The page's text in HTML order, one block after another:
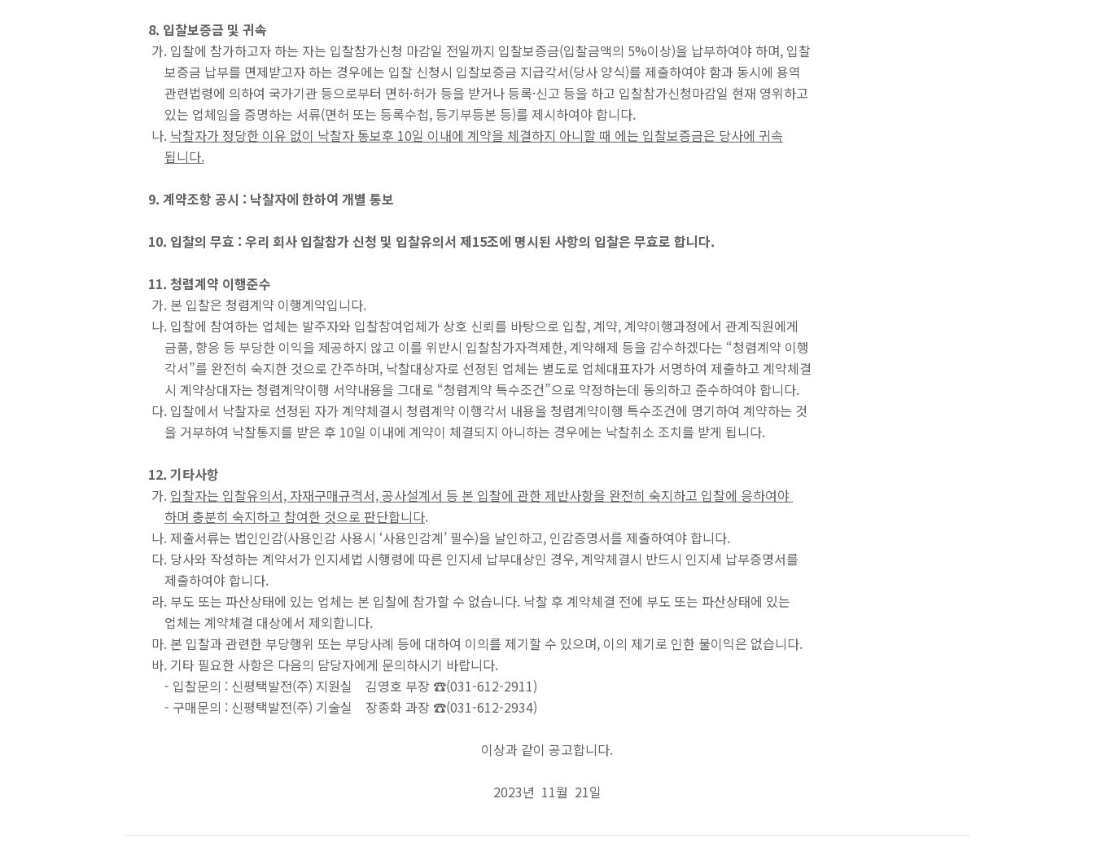
8. 입찰보증금 및 귀속
가. 입찰에 참가하고자 하는 자는 입찰참가신청 마감일 전일까지 입찰보증금(입찰금액의 5%이상)을 납부하여야 하며, 입찰
보증금 납부를 면제받고자 하는 경우에는 입찰 신청시 입찰보증금 지급각서(당사 양식)를 제출하여야 함과 동시에 용역
관련법령에 의하여 국가기관 등으로부터 면허·허가 등을 받거나 등록·신고 등을 하고 입찰참가신청마감일 현재 영위하고
있는 업체임을 증명하는 서류(면허 또는 등록수첩, 등기부등본 등)를 제시하여야 합니다.
나. 낙찰자가 정당한 이유 없이 낙찰자 통보후 10일 이내에 계약을 체결하지 아니할 때 에는 입찰보증금은 당사에 귀속
됩니다.
9. 계약조항 공시 : 낙찰자에 한하여 개별 통보
10. 입찰의 무효 : 우리 회사 입찰참가 신청 및 입찰유의서 제15조에 명시된 사항의 입찰은 무효로 합니다.
11. 청렴계약 이행준수
가. 본 입찰은 청렴계약 이행계약입니다.
나. 입찰에 참여하는 업체는 발주자와 입찰참여업체가 상호 신뢰를 바탕으로 입찰, 계약, 계약이행과정에서 관계직원에게
금품, 향응 등 부당한 이익을 제공하지 않고 이를 위반시 입찰참가자격제한, 계약해제 등을 감수하겠다는 “청렴계약 이행
각서”를 완전히 숙지한 것으로 간주하며, 낙찰대상자로 선정된 업체는 별도로 업체대표자가 서명하여 제출하고 계약체결
시 계약상대자는 청렴계약이행 서약내용을 그대로 “청렴계약 특수조건”으로 약정하는데 동의하고 준수하여야 합니다.
다. 입찰에서 낙찰자로 선정된 자가 계약체결시 청렴계약 이행각서 내용을 청렴계약이행 특수조건에 명기하여 계약하는 것
을 거부하여 낙찰통지를 받은 후 10일 이내에 계약이 체결되지 아니하는 경우에는 낙찰취소 조치를 받게 됩니다.
12. 기타사항
가. 입찰자는 입찰유의서, 자재구매규격서, 공사설계서 등 본 입찰에 관한 제반사항을 완전히 숙지하고 입찰에 응하여야
하며 충분히 숙지하고 참여한 것으로 판단합니다.
나. 제출서류는 법인인감(사용인감 사용시 ‘사용인감계’ 필수)을 날인하고, 인감증명서를 제출하여야 합니다.
다. 당사와 작성하는 계약서가 인지세법 시행령에 따른 인지세 납부대상인 경우, 계약체결시 반드시 인지세 납부증명서를
제출하여야 합니다.
라. 부도 또는 파산상태에 있는 업체는 본 입찰에 참가할 수 없습니다. 낙찰 후 계약체결 전에 부도 또는 파산상태에 있는
업체는 계약체결 대상에서 제외합니다.
마. 본 입찰과 관련한 부당행위 또는 부당사례 등에 대하여 이의를 제기할 수 있으며, 이의 제기로 인한 불이익은 없습니다.
바. 기타 필요한 사항은 다음의 담당자에게 문의하시기 바랍니다.
- 입찰문의 : 신평택발전(주) 지원실 김영호 부장 ☎(031-612-2911)
- 구매문의 : 신평택발전(주) 기술실 장종화 과장 ☎(031-612-2934)
이상과 같이 공고합니다.
2023년 11월 21일